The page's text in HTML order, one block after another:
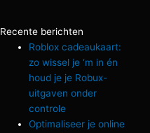
Recente berichten
Roblox cadeaukaart:
zo wissel je ‘m in én
houd je je Robux-
uitgaven onder
controle
Optimaliseer je online